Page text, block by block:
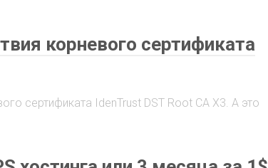
корневого сертификата
сертификата IdenTrust DST Root CA X3. А это